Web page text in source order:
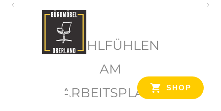
SHOP
WOHLFÜHLEN
AM
ARBEITSPLATZ